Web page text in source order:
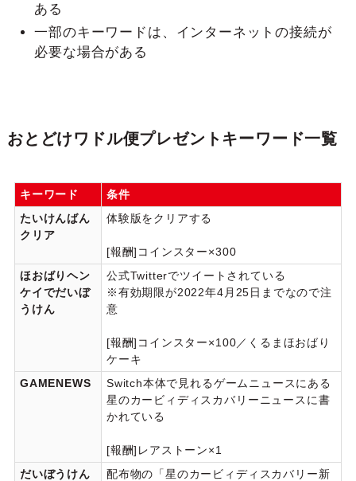
ある
一部のキーワードは、インターネットの接続が
必要な場合がある
おとどけワドル便プレゼントキーワード一覧
キーワード
条件
たいけんばん
クリア
体験版をクリアする
[報酬]コインスター×300
ほおばりヘン
ケイでだいぼ
うけん
公式Twitterでツイートされている
※有効期限が2022年4月25日までなので注
意
[報酬]コインスター×100／くるまほおばり
ケーキ
GAMENEWS
Switch本体で見れるゲームニュースにある
星のカービィディスカバリーニュースに書
かれている
[報酬]レアストーン×1
だいぼうけん
配布物の「星のカービィディスカバリー新